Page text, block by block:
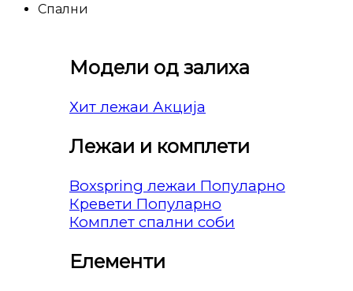
Спални
Модели од залиха
Хит лежаи
Лежаи и комплети
Boxspring лежаи
Кревети
Комплет спални соби
Елементи